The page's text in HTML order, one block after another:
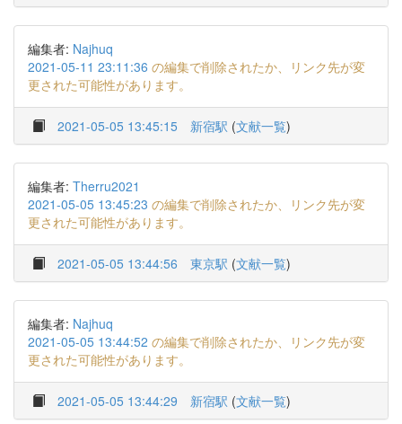
編集者: Najhuq
2021-05-11 23:11:36 の編集で削除されたか、リンク先が変
更された可能性があります。
2021-05-05 13:45:15 新宿駅 (文献一覧)
編集者: Therru2021
2021-05-05 13:45:23 の編集で削除されたか、リンク先が変
更された可能性があります。
2021-05-05 13:44:56 東京駅 (文献一覧)
編集者: Najhuq
2021-05-05 13:44:52 の編集で削除されたか、リンク先が変
更された可能性があります。
2021-05-05 13:44:29 新宿駅 (文献一覧)